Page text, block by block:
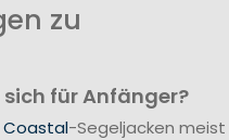
zu
für Anfänger?
Coastal-Segeljacken meist